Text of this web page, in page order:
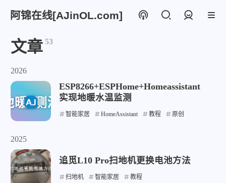
阿锦在线[AJinOL.com]
文章 53
2026
ESP8266+ESPHome+Homeassistant
实现地暖水温监测
智能家居 HomeAssistant 教程 原创
2025
追觅L10 Pro扫地机更换电池方法
扫地机 智能家居 教程